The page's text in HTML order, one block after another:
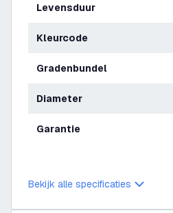
Levensduur
Kleurcode
Gradenbundel
Diameter
Garantie
Bekijk alle specificaties